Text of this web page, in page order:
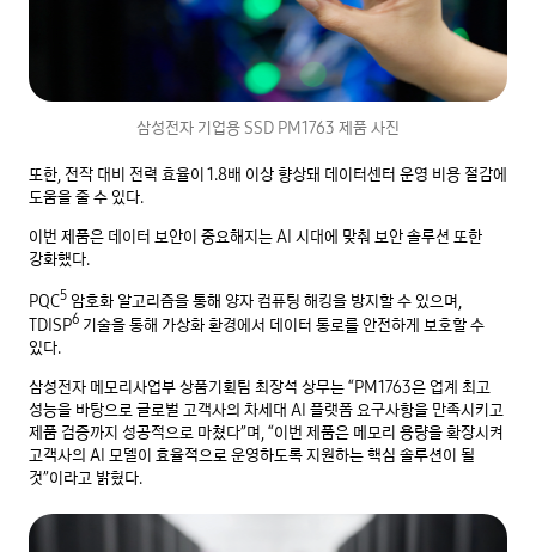
삼성전자 기업용 SSD PM1763 제품 사진
또한, 전작 대비 전력 효율이 1.8배 이상 향상돼 데이터센터 운영 비용 절감에
도움을 줄 수 있다.
이번 제품은 데이터 보안이 중요해지는 AI 시대에 맞춰 보안 솔루션 또한
강화했다.
PQC5 암호화 알고리즘을 통해 양자 컴퓨팅 해킹을 방지할 수 있으며,
TDISP6 기술을 통해 가상화 환경에서 데이터 통로를 안전하게 보호할 수
있다.
삼성전자 메모리사업부 상품기획팀 최장석 상무는 “PM1763은 업계 최고
성능을 바탕으로 글로벌 고객사의 차세대 AI 플랫폼 요구사항을 만족시키고
제품 검증까지 성공적으로 마쳤다”며, “이번 제품은 메모리 용량을 확장시켜
고객사의 AI 모델이 효율적으로 운영하도록 지원하는 핵심 솔루션이 될
것”이라고 밝혔다.